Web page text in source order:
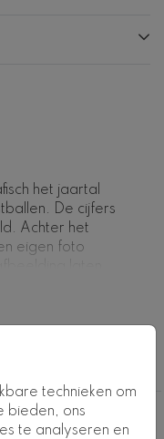
technieken om
bieden, ons
te analyseren en
het jaartal
De cijfers
Achter het
eigen foto
ook